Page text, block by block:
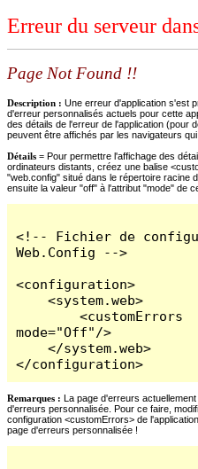
Erreur du serveur
Page Not Found !!
Description : Une erreur d'application s'est
d'erreur personnalisés actuels pour cette
des détails de l'erreur de l'application (pour
peuvent être affichés par les navigateurs
Détails = Pour permettre l'affichage des
ordinateurs distants, créez une balise
"web.config" situé dans le répertoire racine
ensuite la valeur "off" à l'attribut "mode" de
<!-- Fichier de
Web.Config -->
<configuration>
    <system.web>
        <customErrors
mode="Off"/>
    </system.web>
</configuration>
Remarques : La page d'erreurs
d'erreurs personnalisée. Pour ce faire,
configuration <customErrors> de
page d'erreurs personnalisée !